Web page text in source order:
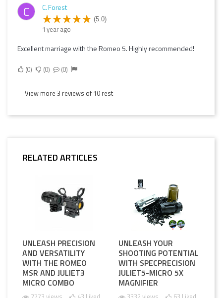
C C. Forest
(5.0)
1 year ago
Excellent marriage with the Romeo 5. Highly recommended!
0 0 0
View more 3 reviews of 10 rest
RELATED ARTICLES
UNLEASH PRECISION
AND VERSATILITY
WITH THE ROMEO
MSR AND JULIET3
MICRO COMBO
UNLEASH YOUR
SHOOTING POTENTIAL
WITH SPECPRECISION
JULIET5-MICRO 5X
MAGNIFIER